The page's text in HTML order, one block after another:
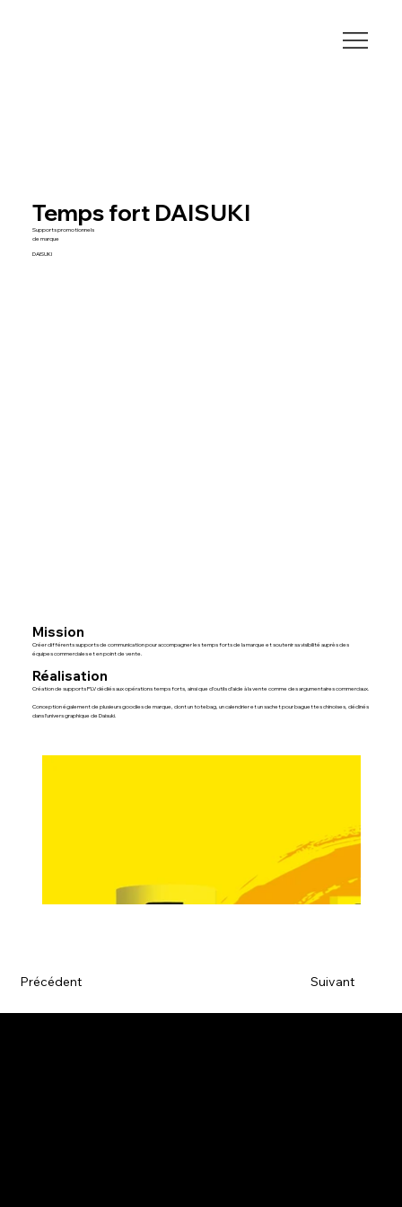
Temps fort DAISUKI
Supports promotionnels
de marque
DAISUKI
Mission
Créer différents supports de communication pour accompagner les temps forts de la marque et soutenir sa visibilité auprès des
équipes commerciales et en point de vente.
Réalisation
Création de supports PLV dédiés aux opérations temps forts, ainsi que d’outils d’aide à la vente comme des argumentaires commerciaux.
Conception également de plusieurs goodies de marque, dont un totebag, un calendrier et un sachet pour baguettes chinoises, déclinés
dans l’univers graphique de Daisuki.
Précédent Suivant